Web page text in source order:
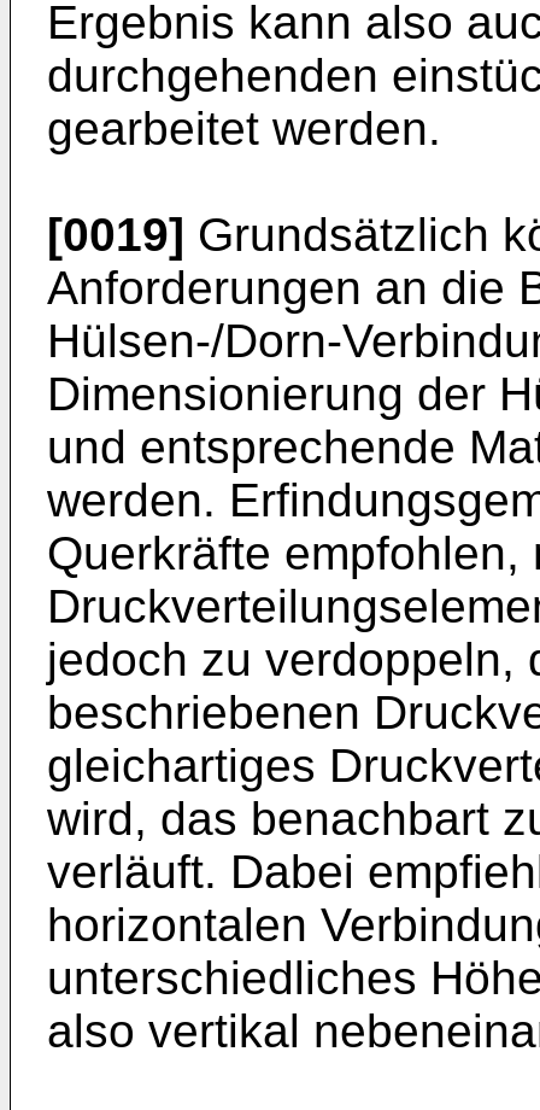
Ergebnis kann also
durchgehenden
gearbeitet werden.
[0019] Grundsätzlich
Anforderungen an die
Hülsen-/Dorn-
Dimensionierung der
und entsprechende
werden.
Querkräfte empfohlen,
jedoch zu verdoppeln,
beschriebenen
gleichartiges
wird, das benachbart
verläuft. Dabei
horizontalen
unterschiedliches
also vertikal